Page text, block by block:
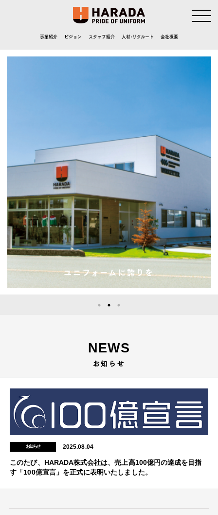
事業紹介 ビジョン スタッフ紹介 人材･リクルート 会社概要
ユニフォームに誇りを
NEWS
お知らせ
お知らせ 2025.08.04
このたび、HARADA株式会社は、売上高100億円の達成を目指
す 「100億宣言」を正式に表明いたしました。